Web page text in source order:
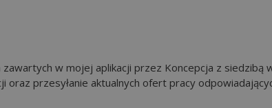
w mojej aplikacji przez Koncepcja z siedzibą
oraz przesyłanie aktualnych ofert pracy